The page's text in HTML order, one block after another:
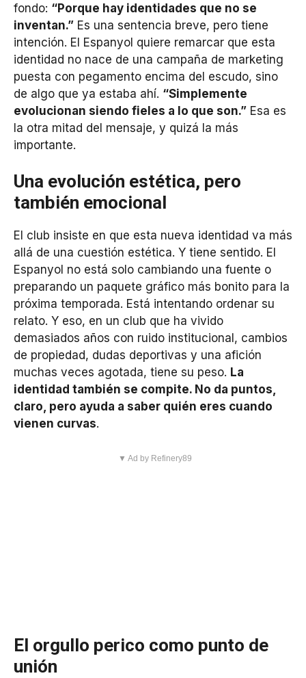
fondo: “Porque hay identidades que no se
inventan.” Es una sentencia breve, pero tiene
intención. El Espanyol quiere remarcar que esta
identidad no nace de una campaña de marketing
puesta con pegamento encima del escudo, sino
de algo que ya estaba ahí. “Simplemente
evolucionan siendo fieles a lo que son.” Esa es
la otra mitad del mensaje, y quizá la más
importante.
Una evolución estética, pero
también emocional
El club insiste en que esta nueva identidad va más
allá de una cuestión estética. Y tiene sentido. El
Espanyol no está solo cambiando una fuente o
preparando un paquete gráfico más bonito para la
próxima temporada. Está intentando ordenar su
relato. Y eso, en un club que ha vivido
demasiados años con ruido institucional, cambios
de propiedad, dudas deportivas y una afición
muchas veces agotada, tiene su peso. La
identidad también se compite. No da puntos,
claro, pero ayuda a saber quién eres cuando
vienen curvas.
▼ Ad by Refinery89
El orgullo perico como punto de
unión